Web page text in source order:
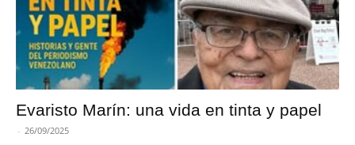
Evaristo Marín: una vida en tinta y papel
- 26/09/2025